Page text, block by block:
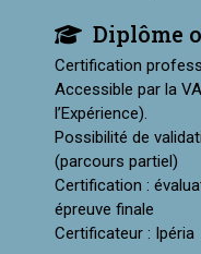
Diplôme
Certification
Accessible par la
l’Expérience).
Possibilité de
(parcours partiel)
Certification :
épreuve finale
Certificateur : Ipéria